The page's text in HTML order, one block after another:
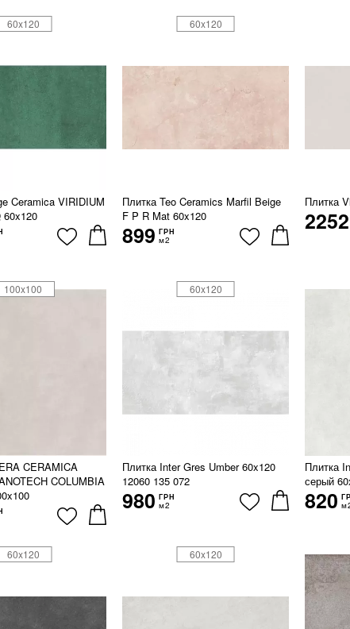
Ceramica VIRIDIUM
60x120
60x120
Плитка Teo Ceramics Marfil Beige
F P R Mat 60x120
899 ГРН
м2
60x120
Плитка
2252
CERAMICA
COLUMBIA
100x100
Плитка Inter Gres Umber 60x120
12060 135 072
980 ГРН
м2
60x120
Плитка
серый
820
60x120 60x120